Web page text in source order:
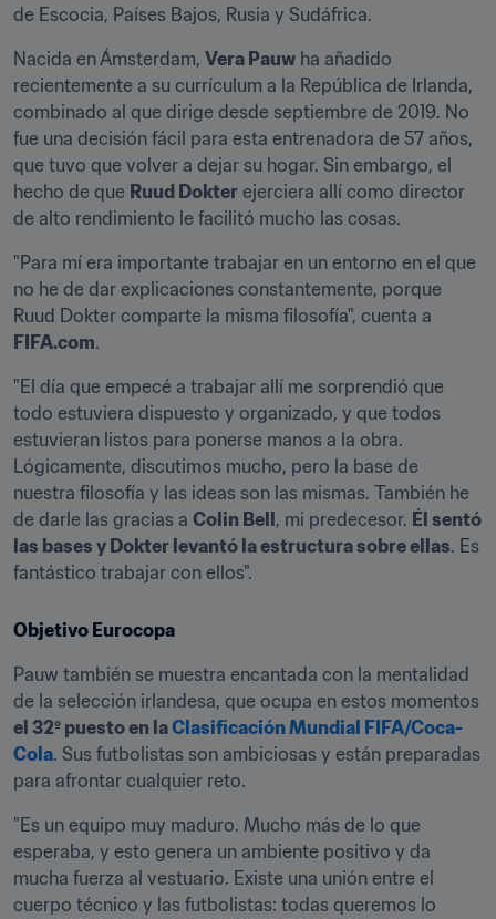
de Escocia, Países Bajos, Rusia y Sudáfrica.
Nacida en Ámsterdam, Vera Pauw ha añadido
recientemente a su currículum a la República de Irlanda,
combinado al que dirige desde septiembre de 2019. No
fue una decisión fácil para esta entrenadora de 57 años,
que tuvo que volver a dejar su hogar. Sin embargo, el
hecho de que Ruud Dokter ejerciera allí como director
de alto rendimiento le facilitó mucho las cosas.
"Para mí era importante trabajar en un entorno en el que
no he de dar explicaciones constantemente, porque
FIFA.com.
"El día que empecé a trabajar allí me sorprendió que
todo estuviera dispuesto y organizado, y que todos
estuvieran listos para ponerse manos a la obra.
Lógicamente, discutimos mucho, pero la base de
nuestra filosofía y las ideas son las mismas. También he
de darle las gracias a Colin Bell , mi predecesor. Él sentó
las bases y Dokter levantó la estructura sobre ellas. Es
fantástico trabajar con ellos".
Objetivo Eurocopa
Pauw también se muestra encantada con la mentalidad
el 32º puesto en la Clasificación Mundial FIFA/Coca-
Cola. Sus futbolistas son ambiciosas y están preparadas
para afrontar cualquier reto.
"Es un equipo muy maduro. Mucho más de lo que
esperaba, y esto genera un ambiente positivo y da
mucha fuerza al vestuario. Existe una unión entre el
cuerpo técnico y las futbolistas: todas queremos lo